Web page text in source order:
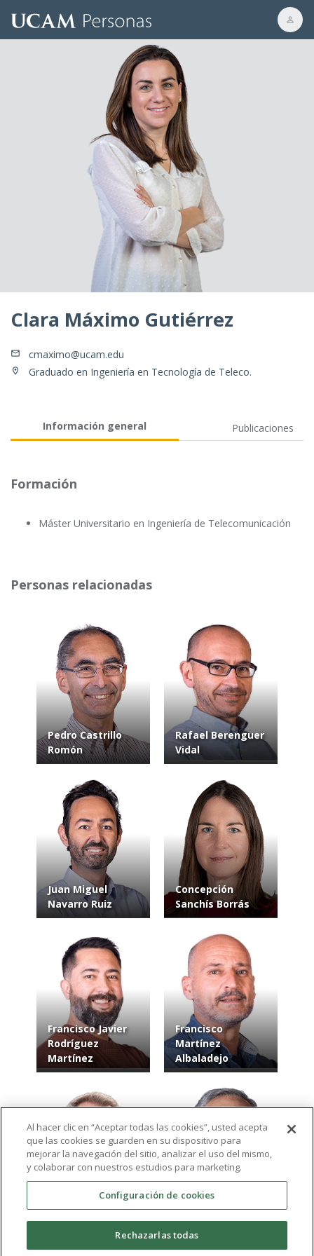
Clara Máximo Gutiérrez
cmaximo@ucam.edu
Graduado en Ingeniería en Tecnología de Teleco.
Información general Publicaciones
Formación
Máster Universitario en Ingeniería de Telecomunicación
Personas relacionadas
Pedro Castrillo
Romón
Rafael Berenguer
Vidal
Juan Miguel
Navarro Ruiz
Concepción
Sanchís Borrás
Francisco Javier
Rodríguez
Martínez
Francisco
Martínez
Albaladejo
Melendreras Ruiz
Ángel Joaquín
García Collado
Al hacer clic en “Aceptar todas las cookies”, usted acepta
que las cookies se guarden en su dispositivo para
mejorar la navegación del sitio, analizar el uso del mismo,
y colaborar con nuestros estudios para marketing.
Configuración de cookies
Rechazarlas todas